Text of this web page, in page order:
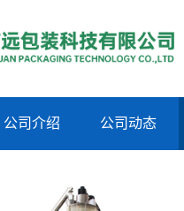
公司介绍 公司动态